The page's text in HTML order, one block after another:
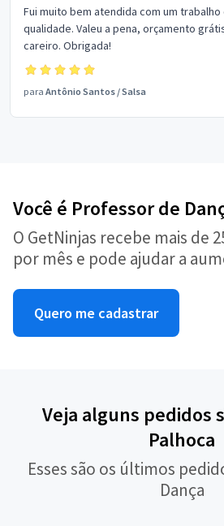
Fui muito bem atendida com um trabalho
qualidade. Valeu a pena, orçamento
careiro. Obrigada!
para Antônio Santos /Salsa
Você é Professor de
O GetNinjas recebe mais de
por mês e pode ajudar a
Quero me cadastrar
Veja alguns pedidos
Palhoca
Esses são os últimos
Dança